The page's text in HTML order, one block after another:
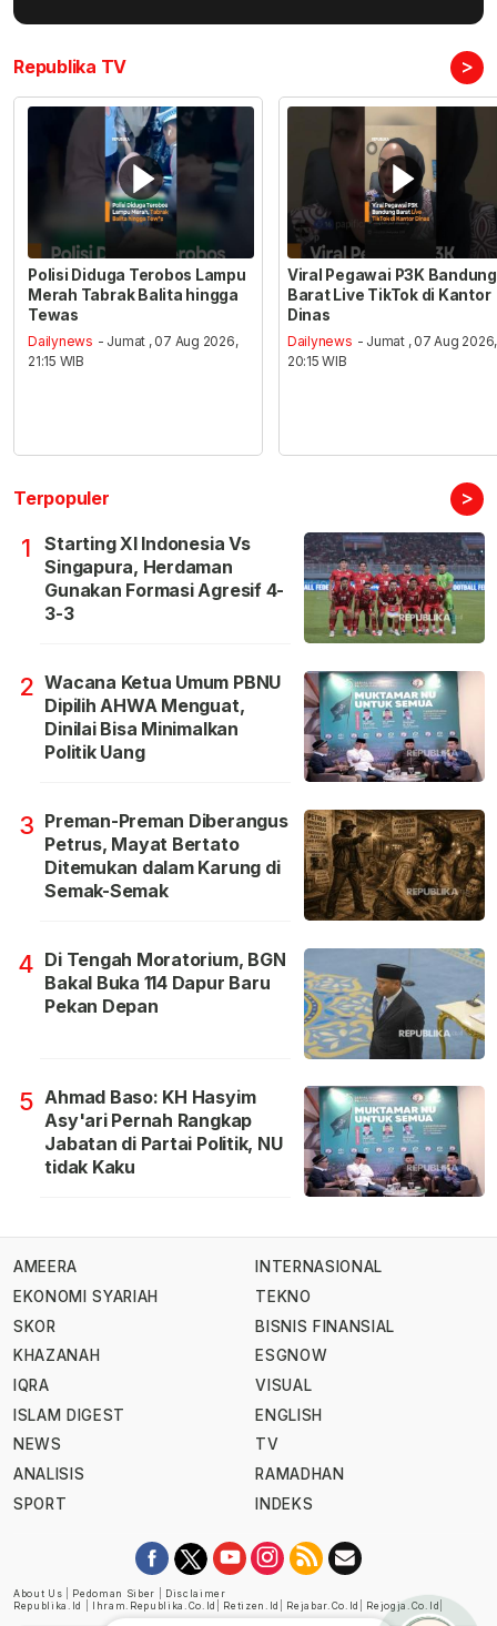
Republika TV >
Polisi Diduga Terobos Lampu
Merah Tabrak Balita hingga
Tewas
Dailynews - Jumat , 07 Aug 2026,
21:15 WIB
Viral Pegawai P3K Bandung
Barat Live TikTok di Kantor
Dinas
Dailynews - Jumat , 07 Aug 2026,
20:15 WIB
Terpopuler >
1
Starting XI Indonesia Vs
Singapura, Herdaman
Gunakan Formasi Agresif 4-
3-3
2 Wacana Ketua Umum PBNU
Dipilih AHWA Menguat,
Dinilai Bisa Minimalkan
Politik Uang
3 Preman-Preman Diberangus
Petrus, Mayat Bertato
Ditemukan dalam Karung di
Semak-Semak
4 Di Tengah Moratorium, BGN
Bakal Buka 114 Dapur Baru
Pekan Depan
5 Ahmad Baso: KH Hasyim
Asy'ari Pernah Rangkap
Jabatan di Partai Politik, NU
tidak Kaku
AMEERA
EKONOMI SYARIAH
SKOR
KHAZANAH
IQRA
ISLAM DIGEST
NEWS
ANALISIS
SPORT
INTERNASIONAL
TEKNO
BISNIS FINANSIAL
ESGNOW
VISUAL
ENGLISH
TV
RAMADHAN
INDEKS
About Us Pedoman Siber
Disclaimer
Republika.id
Ihram.republika.co.id Retizen.id Rejabar.co.id Rejogja.co.id